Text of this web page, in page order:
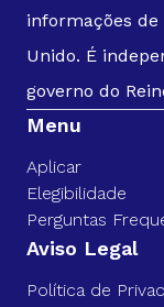
informações
Unido. É
governo do
Menu
Aplicar
Elegibilidade
Perguntas
Aviso Legal
Política de